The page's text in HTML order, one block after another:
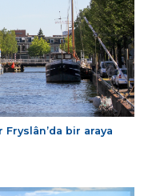
bir araya